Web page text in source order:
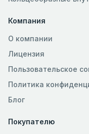
Компания
О компании
Лицензия
Пользовательское
Политика
Блог
Покупателю